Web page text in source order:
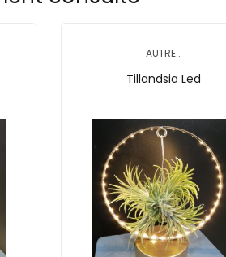
AUTRE..
Tillandsia Led